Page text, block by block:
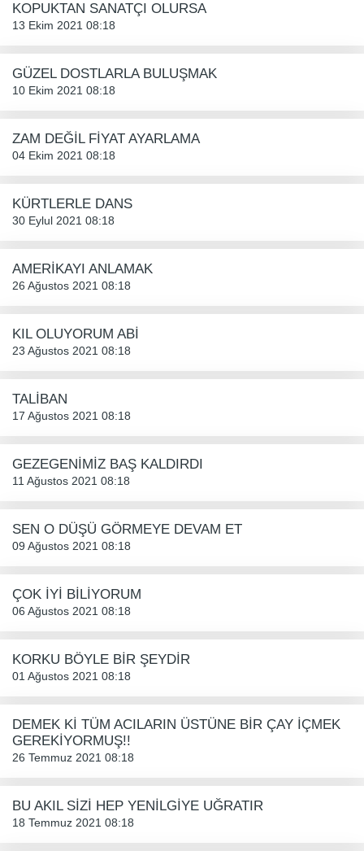
KOPUKTAN SANATÇI OLURSA
13 Ekim 2021 08:18
GÜZEL DOSTLARLA BULUŞMAK
10 Ekim 2021 08:18
ZAM DEĞİL FİYAT AYARLAMA
04 Ekim 2021 08:18
KÜRTLERLE DANS
30 Eylul 2021 08:18
AMERİKAYI ANLAMAK
26 Ağustos 2021 08:18
KIL OLUYORUM ABİ
23 Ağustos 2021 08:18
TALİBAN
17 Ağustos 2021 08:18
GEZEGENİMİZ BAŞ KALDIRDI
11 Ağustos 2021 08:18
SEN O DÜŞÜ GÖRMEYE DEVAM ET
09 Ağustos 2021 08:18
ÇOK İYİ BİLİYORUM
06 Ağustos 2021 08:18
KORKU BÖYLE BİR ŞEYDİR
01 Ağustos 2021 08:18
DEMEK Kİ TÜM ACILARIN ÜSTÜNE BİR ÇAY İÇMEK
GEREKİYORMUŞ!!
26 Temmuz 2021 08:18
BU AKIL SİZİ HEP YENİLGİYE UĞRATIR
18 Temmuz 2021 08:18